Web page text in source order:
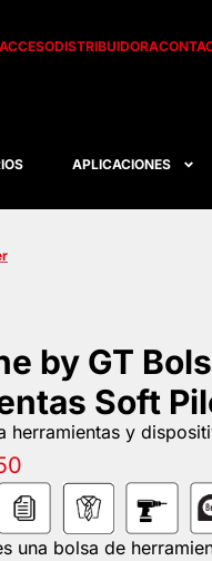
ACCESODISTRIBUIDORA
APLICACIONES
by GT
Soft
herramientas y
una bolsa de